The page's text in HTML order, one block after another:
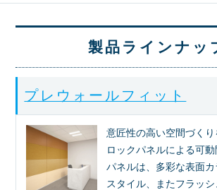
製品ラインナッ
プレウォールフィット
意匠性の高い空間づく
ロックパネルによる可動
パネルは、多彩な表面
スタイル、またフラッ